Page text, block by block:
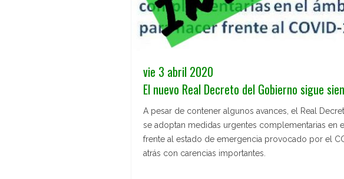
vie 3 abril 2020
El nuevo Real Decreto del Gobierno sigue
A pesar de contener algunos avances, el Real
se adoptan medidas urgentes complementarias en
frente al estado de emergencia provocado por el
atrás con carencias importantes.